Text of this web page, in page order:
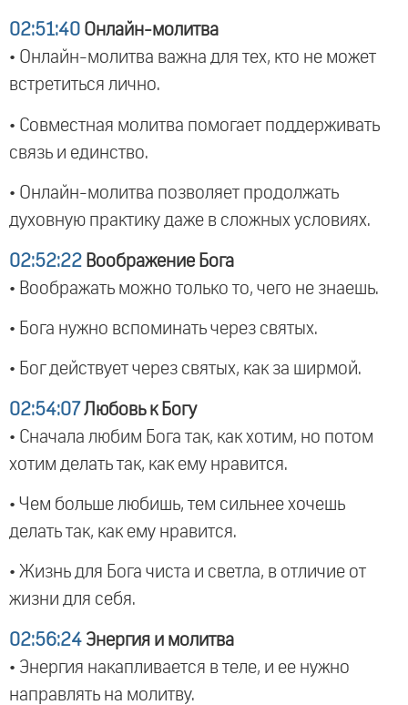
02:51:40 Онлайн-молитва
• Онлайн-молитва важна для тех, кто не может
встретиться лично.
• Совместная молитва помогает поддерживать
связь и единство.
• Онлайн-молитва позволяет продолжать
духовную практику даже в сложных условиях.
02:52:22 Воображение Бога
• Воображать можно только то, чего не знаешь.
• Бога нужно вспоминать через святых.
• Бог действует через святых, как за ширмой.
02:54:07 Любовь к Богу
• Сначала любим Бога так, как хотим, но потом
хотим делать так, как ему нравится.
• Чем больше любишь, тем сильнее хочешь
делать так, как ему нравится.
• Жизнь для Бога чиста и светла, в отличие от
жизни для себя.
02:56:24 Энергия и молитва
• Энергия накапливается в теле, и ее нужно
направлять на молитву.